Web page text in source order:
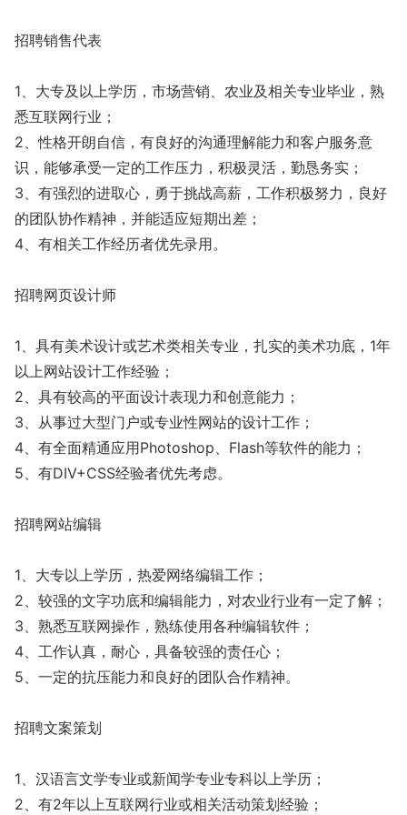
招聘销售代表
1、大专及以上学历，市场营销、农业及相关专业毕业，熟
悉互联网行业；
2、性格开朗自信，有良好的沟通理解能力和客户服务意
识，能够承受一定的工作压力，积极灵活，勤恳务实；
3、有强烈的进取心，勇于挑战高薪，工作积极努力，良好
的团队协作精神，并能适应短期出差；
4、有相关工作经历者优先录用。
招聘网页设计师
1、具有美术设计或艺术类相关专业，扎实的美术功底，1年
以上网站设计工作经验；
2、具有较高的平面设计表现力和创意能力；
3、从事过大型门户或专业性网站的设计工作；
4、有全面精通应用Photoshop、Flash等软件的能力；
5、有DIV+CSS经验者优先考虑。
招聘网站编辑
1、大专以上学历，热爱网络编辑工作；
2、较强的文字功底和编辑能力，对农业行业有一定了解；
3、熟悉互联网操作，熟练使用各种编辑软件；
4、工作认真，耐心，具备较强的责任心；
5、一定的抗压能力和良好的团队合作精神。
招聘文案策划
1、汉语言文学专业或新闻学专业专科以上学历；
2、有2年以上互联网行业或相关活动策划经验；